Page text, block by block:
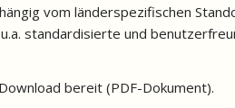
vom länderspezifischen
standardisierte und
bereit (PDF-Dokument).